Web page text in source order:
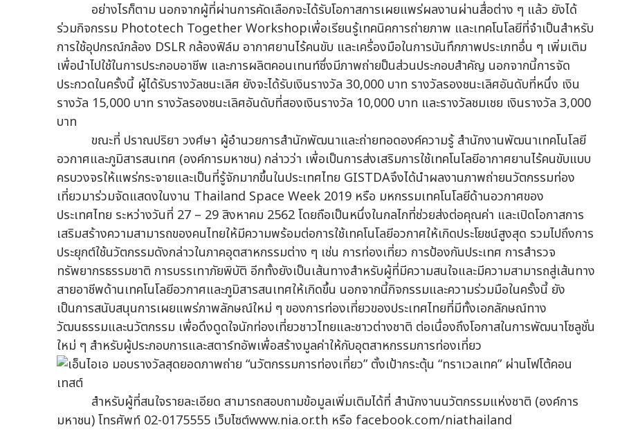
อย่างไรก็ตาม นอกจากผู้ที่ผ่านการคัดเลือกจะได้รับโอกาสการเผยแพร่ผลงานผ่านสื่อต่าง ๆ แล้ว ยังได้
ร่วมกิจกรรม Phototech Together Workshopเพื่อเรียนรู้เทคนิคการถ่ายภาพ และเทคโนโลยีที่จำเป็นสำหรับ
การใช้อุปกรณ์กล้อง DSLR กล้องฟิล์ม อากาศยานไร้คนขับ และเครื่องมือในการบันทึกภาพประเภทอื่น ๆ เพิ่มเติม
เพื่อนำไปใช้ในการประกอบอาชีพ และการผลิตคอนเทนท์ซึ่งมีภาพถ่ายป็นส่วนประกอบสำคัญ นอกจากนี้การจัด
ประกวดในครั้งนี้ ผู้ได้รับรางวัลชนะเลิศ ยังจะได้รับเงินรางวัล 30,000 บาท รางวัลรองชนะเลิศอันดับที่หนึ่ง เงิน
รางวัล 15,000 บาท รางวัลรองชนะเลิศอันดับที่สองเงินรางวัล 10,000 บาท และรางวัลชมเชย เงินรางวัล 3,000
บาท
ขณะที่ ปราณปริยา วงศ์ษา ผู้อำนวยการสำนักพัฒนาและถ่ายทอดองค์ความรู้ สำนักงานพัฒนาเทคโนโลยี
อวกาศและภูมิสารสนเทศ (องค์การมหาชน) กล่าวว่า เพื่อเป็นการส่งเสริมการใช้เทคโนโลยีอากาศยานไร้คนขับแบบ
ครบวงจรให้แพร่กระจายและเป็นที่รู้จักมากขึ้นในประเทศไทย GISTDAจึงได้นำผลงานภาพถ่ายนวัตกรรมท่อง
เที่ยวมาร่วมจัดแสดงในงาน Thailand Space Week 2019 หรือ มหกรรมเทคโนโลยีด้านอวกาศของ
ประเทศไทย ระหว่างวันที่ 27 – 29 สิงหาคม 2562 โดยถือเป็นหนึ่งในกลไกที่ช่วยส่งต่อคุณค่า และเปิดโอกาสการ
เสริมสร้างความสามารถของคนไทยให้มีความพร้อมต่อการใช้เทคโนโลยีอวกาศให้เกิดประโยชน์สูงสุด รวมไปถึงการ
ประยุกต์ใช้นวัตกรรมดังกล่าวในภาคอุตสาหกรรมต่าง ๆ เช่น การท่องเที่ยว การป้องกันประเทศ การสำรวจ
ทรัพยากรธรรมชาติ การบรรเทาภัยพิบัติ อีกทั้งยังเป็นเส้นทางสำหรับผู้ที่มีความสนใจและมีความสามารถสู่เส้นทาง
สายอาชีพด้านเทคโนโลยีอวกาศและภูมิสารสนเทศให้เกิดขึ้น นอกจากนี้กิจกรรมและความร่วมมือในครั้งนี้ ยัง
เป็นการสนับสนุนการเผยแพร่ภาพลักษณ์ใหม่ ๆ ของการท่องเที่ยวของประเทศไทยที่มีทั้งเอกลักษณ์ทาง
วัฒนธรรมและนวัตกรรม เพื่อดึงดูดใจนักท่องเที่ยวชาวไทยและชาวต่างชาติ ต่อเนื่องถึงโอกาสในการพัฒนาโซลูชั่น
ใหม่ ๆ สำหรับผู้ประกอบการและสตาร์ทอัพเพื่อสร้างมูลค่าให้กับอุตสาหกรรมการท่องเที่ยว
สำหรับผู้ที่สนใจรายละเอียด สามารถสอบถามข้อมูลเพิ่มเติมได้ที่ สำนักงานนวัตกรรมแห่งชาติ (องค์การ
มหาชน) โทรศัพท์ 02-0175555 เว็บไซต์www.nia.or.th หรือ facebook.com/niathailand